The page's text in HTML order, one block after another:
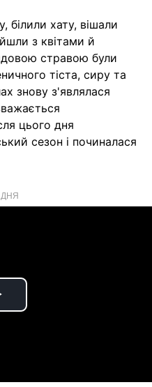
білили хату, вішали
з квітами й
стравою були
тіста, сиру та
знову з'являлася
цього дня
сезон і починалася
ДНЯ